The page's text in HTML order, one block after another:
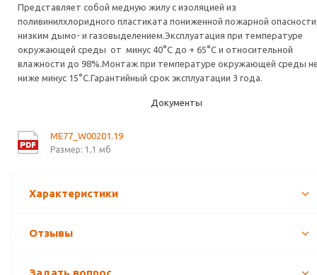
Представляет собой медную жилу с изоляцией из
поливинилхлоридного пластиката пониженной пожарной опасности
низким дымо- и газовыделением.Эксплуатация при температуре
окружающей среды от минус 40°C до + 65°C и относительной
влажности до 98%.Монтаж при температуре окружающей среды
ниже минус 15°C.Гарантийный срок эксплуатации 3 года.
Документы
ME77_W00201.19
Размер: 1,1 мб
Характеристики
Отзывы